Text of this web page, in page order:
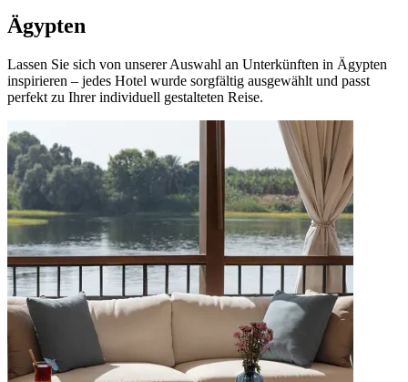
Ägypten
Lassen Sie sich von unserer Auswahl an Unterkünften in Ägypten
inspirieren – jedes Hotel wurde sorgfältig ausgewählt und passt
perfekt zu Ihrer individuell gestalteten Reise.